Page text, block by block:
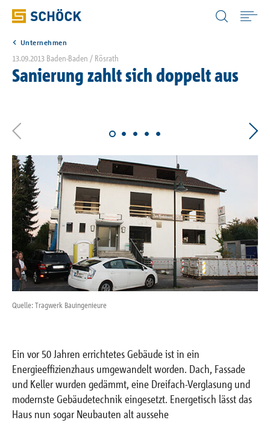
Produkte
Digitale Lösungen
Downloads
Wissen
Referenzen
Kontakt
Germany (DE) Deutsch
Unternehmen
13.09.2013 Baden-Baden / Rösrath
Sanierung zahlt sich doppelt aus
Quelle: Tragwerk Bauingenieure
Ein vor 50 Jahren errichtetes Gebäude ist in ein
Energieeffizienzhaus umgewandelt worden. Dach, Fassade
und Keller wurden gedämmt, eine Dreifach-Verglasung und
modernste Gebäudetechnik eingesetzt. Energetisch lässt das
Haus nun sogar Neubauten alt aussehe